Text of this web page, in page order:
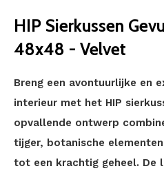
HIP Sierkussen
48x48 - Velvet
Breng een avontuurlijke en
interieur met het HIP
opvallende ontwerp
tijger, botanische
tot een krachtig geheel. De